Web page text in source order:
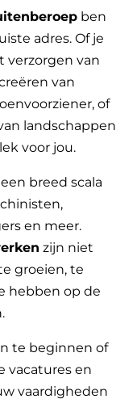
ben
adres. Of je
verzorgen van
van
of
landschappen
voor jou.
breed scala
en meer.
zijn niet
groeien, te
hebben op de
te beginnen of
vacatures en
vaardigheden